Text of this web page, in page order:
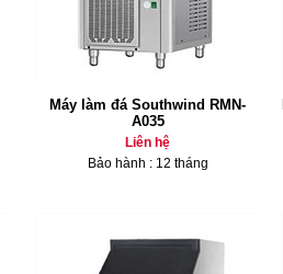
Máy làm đá Southwind RMN-
A035
Liên hệ
Bảo hành : 12 tháng